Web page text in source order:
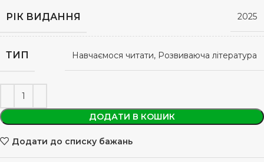
РІК ВИДАННЯ 2025
ТИП Навчаємося читати, Розвиваюча література
ДОДАТИ В КОШИК
Додати до списку бажань